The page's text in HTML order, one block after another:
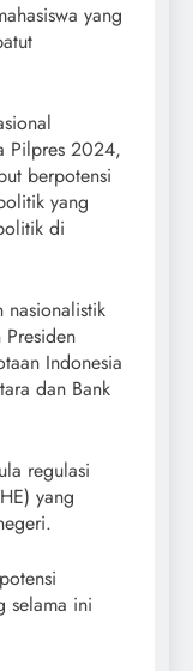
yang
Pilpres 2024,
berpotensi
yang
di
nasionalistik
Indonesia
dan Bank
regulasi
yang
selama ini